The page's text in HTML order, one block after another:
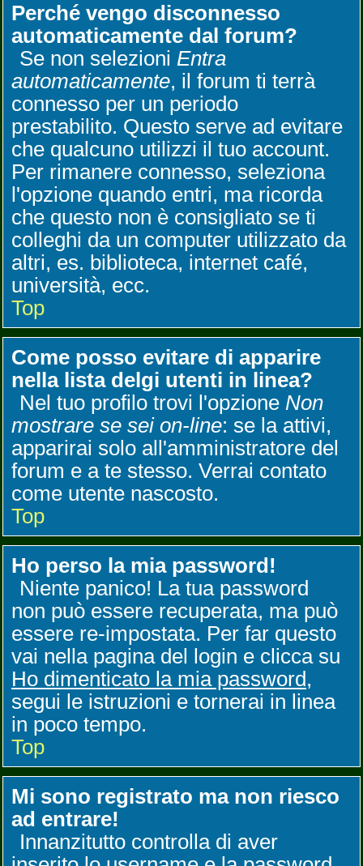
Perché vengo disconnesso
automaticamente dal forum?
Se non selezioni Entra
automaticamente, il forum ti terrà
connesso per un periodo
prestabilito. Questo serve ad evitare
che qualcuno utilizzi il tuo account.
Per rimanere connesso, seleziona
l'opzione quando entri, ma ricorda
che questo non è consigliato se ti
colleghi da un computer utilizzato da
altri, es. biblioteca, internet café,
università, ecc.
Top
Come posso evitare di apparire
nella lista delgi utenti in linea?
Nel tuo profilo trovi l'opzione Non
mostrare se sei on-line: se la attivi,
apparirai solo all'amministratore del
forum e a te stesso. Verrai contato
come utente nascosto.
Top
Ho perso la mia password!
Niente panico! La tua password
non può essere recuperata, ma può
essere re-impostata. Per far questo
vai nella pagina del login e clicca su
Ho dimenticato la mia password,
segui le istruzioni e tornerai in linea
in poco tempo.
Top
Mi sono registrato ma non riesco
ad entrare!
Innanzitutto controlla di aver